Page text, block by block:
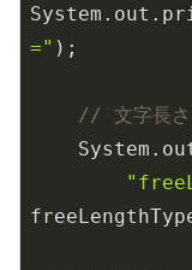
=" );
// 文字長さ